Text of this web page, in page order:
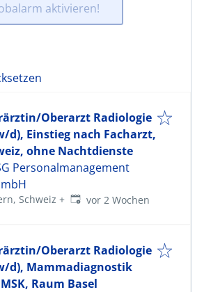
aktivieren!
Oberarzt Radiologie
d), Einstieg nach Facharzt,
ohne Nachtdienste
Personalmanagement
Schweiz + Veröffentlicht:
vor 2 Wochen
Oberarzt Radiologie
d), Mammadiagnostik
Raum Basel